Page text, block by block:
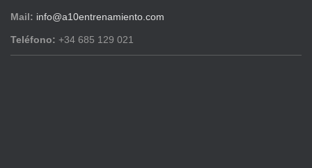
Mail: info@a10entrenamiento.com
Teléfono: +34 685 129 021